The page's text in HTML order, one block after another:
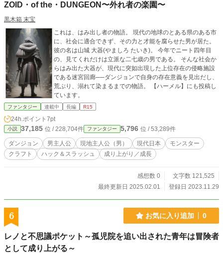
ZOID・of the・DUNGEON〜外れ者の楽園〜
黒木箱 末宝
これは、はみ出し者の物語。 現代の地球のとある県のある市
に、社会に適合できず、その力と才能を腐らせた男が居た。
彼の名は山城 大器(やましろ たいき)。 今年でニート四年目
の、見てくれだけは立派な二七歳の男である。 そんな社会か
らはみ出た大器が、現代に突如出現した上位存在の侵略施設
である迷宮回廊──ダンジョンで自身の存在意義を見出だし、
荒ぶり、溺れて染まるまでの物語。 【ハーメル】にも投稿し
ています。
ファンタジー 連載中 長編 R15
24h.ポイント 7pt
小説 37,185 位 / 228,704件 ファンタジー 5,796 位 / 53,289件
ダンジョン 男主人公 現地主人公（男） 現代日本
モンスター
クラフト
ハック＆スラッシュ 成り上がり／成長
感想数 0
文字数 121,525
最終更新日 2025.02.01
登録日 2023.11.29
6 お気に入り追加 0
レノと不思議ポケット～孤児院を追い出された青年は冒険者
として成り上がる～